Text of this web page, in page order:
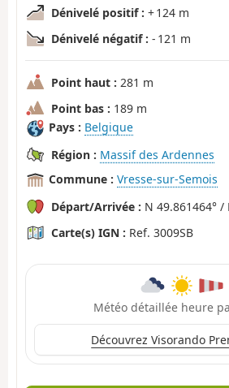
Dénivelé positif : + 124 m
Dénivelé négatif : - 121 m
Point haut : 281 m
Point bas : 189 m
Pays : Belgique
Région : Massif des Ardennes
Commune : Vresse-sur-Semois
Départ/Arrivée : N 49.861464° /
Carte(s) IGN : Ref. 3009SB
Météo détaillée heure
Découvrez Visorando